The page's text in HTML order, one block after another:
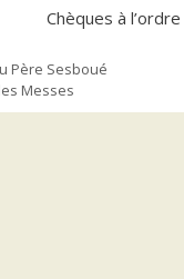
Chèques à
Père Sesboué
Messes